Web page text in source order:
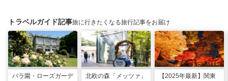
トラベルガイド記事旅に行きたくなる旅行記事をお届け
バラ園・ローズガーデ
北欧の森「メッツァ」
【2025年最新】関東